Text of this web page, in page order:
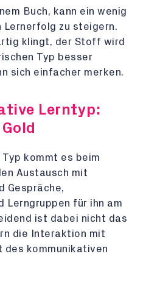
Buch, kann ein wenig
Lernerfolg zu steigern.
klingt, der Stoff wird
Typ besser
sich einfacher merken.
Lerntyp:
kommt es beim
Austausch mit
Gespräche,
Lerngruppen für ihn am
ist dabei nicht das
die Interaktion mit
des kommunikativen